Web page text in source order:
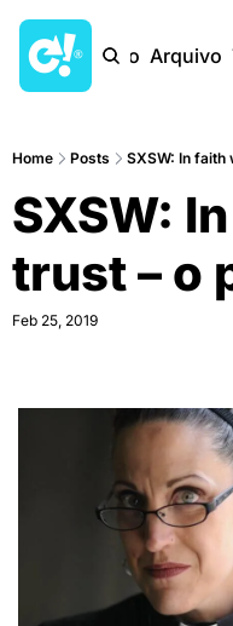
Início Arquivo
Home Posts SXSW: In faith
SXSW:
trust – o
Feb 25, 2019